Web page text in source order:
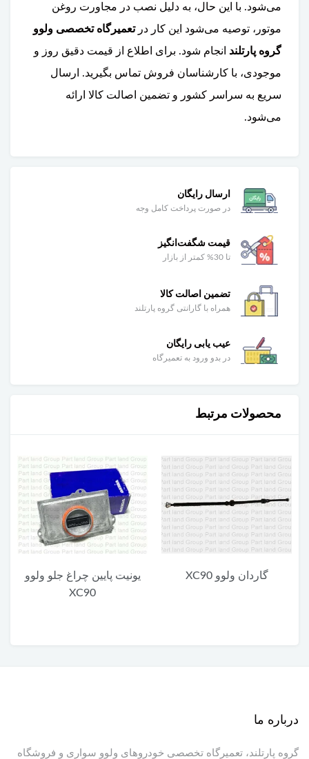
می‌شود. با این حال، به دلیل نصب در مجاورت روغن
موتور، توصیه می‌شود این کار درتعمیرگاه تخصصی ولوو
گروه پارتلند انجام شود. برای اطلاع از قیمت دقیق روز و
موجودی، با کارشناسان فروش تماس بگیرید. ارسال
سریع به سراسر کشور و تضمین اصالت کالا ارائه
می‌شود.
ارسال رایگان
در صورت پرداخت کامل وجه
قیمت شگفت‌انگیز
تا 30% کمتر از بازار
تضمین اصالت کالا
همراه با گارانتی گروه پارتلند
عیب یابی رایگان
در بدو ورود به تعمیرگاه
محصولات مرتبط
گاردان ولوو XC90
یونیت پایین چراغ جلو ولوو
XC90
درباره ما
گروه پارتلند، تعمیرگاه تخصصی خودروهای ولوو سواری و فروشگاه